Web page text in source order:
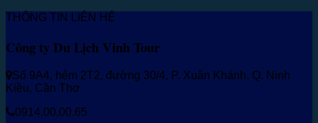
THÔNG TIN LIÊN HỆ
Công ty Du Lịch Vinh Tour
Số 9A4, hẻm 2T2, đường 30/4, P. Xuân Khánh, Q. Ninh
Kiều, Cần Thơ
0914.00.00.65